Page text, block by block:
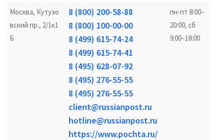
Москва, Кутузо
вский пр., 2/1к1
Б
8 (800) 200-58-88
8 (800) 100-00-00
8 (499) 615-74-24
8 (499) 615-74-41
8 (495) 628-07-92
8 (495) 276-55-55
8 (495) 276-55-55
client@russianpost.ru
hotline@russianpost.ru
https://www.pochta.ru/
пн-пт 8:00–
20:00, сб
9:00–18:00